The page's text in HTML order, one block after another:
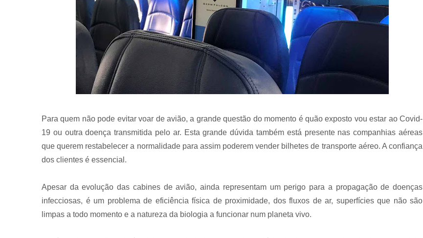
Para quem não pode evitar voar de avião, a grande questão do momento é quão exposto vou estar ao Covid-
19 ou outra doença transmitida pelo ar. Esta grande dúvida também está presente nas companhias aéreas
que querem restabelecer a normalidade para assim poderem vender bilhetes de transporte aéreo. A confiança
dos clientes é essencial.
Apesar da evolução das cabines de avião, ainda representam um perigo para a propagação de doenças
infecciosas, é um problema de eficiência física de proximidade, dos fluxos de ar, superfícies que não são
limpas a todo momento e a natureza da biologia a funcionar num planeta vivo.